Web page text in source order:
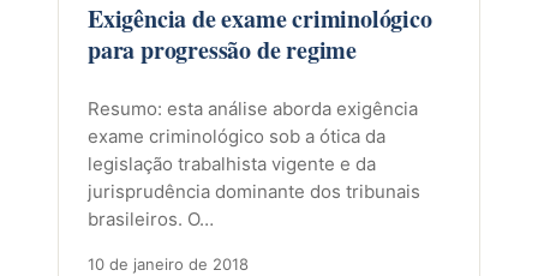
Exigência de exame criminológico
para progressão de regime
Resumo: esta análise aborda exigência
exame criminológico sob a ótica da
legislação trabalhista vigente e da
jurisprudência dominante dos tribunais
brasileiros. O…
10 de janeiro de 2018